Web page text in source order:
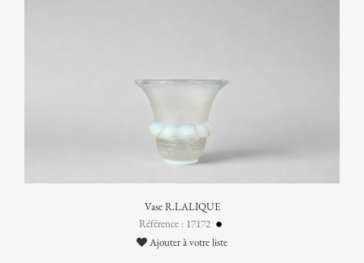
Vase R.LALIQUE
Référence : 17172
Ajouter à votre liste